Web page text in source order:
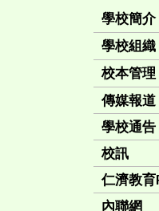
學校簡介
學校組織
校本管理
傳媒報道
學校通告
校訊
仁濟教育
內聯網